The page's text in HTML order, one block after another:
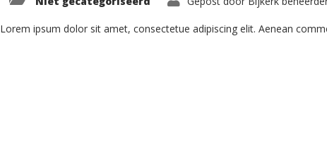
Lorem ipsum dolor sit amet, consectetue adipiscing elit. Aenean